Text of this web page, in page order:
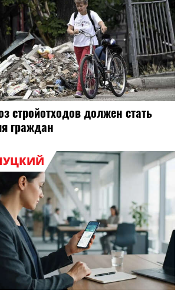
стройотходов должен стать
граждан